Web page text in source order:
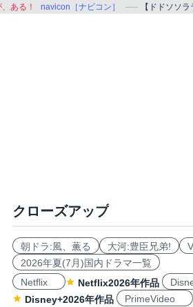
ある！ navicon［ナビコン］ 【ドドソソ
クローズアップ
朝ドラ:風、薫る 大河:豊臣兄弟!
2026年夏(7月)国内ドラマ一覧
Netflix
Netflix2026年作品
Disney+2026年作品
PrimeVideo